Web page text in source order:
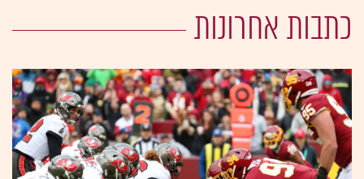
כתבות אחרונות